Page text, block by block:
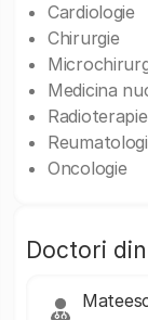
Cardiologie
Chirurgie
Medicina
Radioterapie
Oncologie
Doctori